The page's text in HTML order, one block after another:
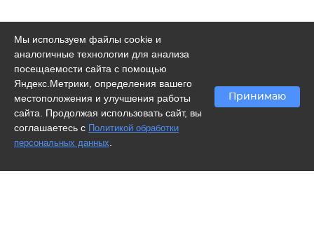
Мы используем файлы cookie и
аналогичные технологии для анализа
посещаемости сайта с помощью
Яндекс.Метрики, определения вашего
местоположения и улучшения работы
сайта. Продолжая использовать сайт, вы
соглашаетесь с Политикой обработки
персональных данных
Принимаю